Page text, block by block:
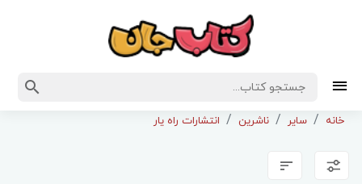
خانه سایر ناشرین انتشارات راه یار